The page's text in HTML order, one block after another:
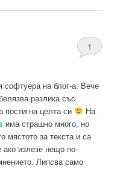
1
софтуера на блог-а. Вече
разлика със
постигна целта си
На
има страшно много, но
мястото за текста и са
излезе нещо по-
Липсва само